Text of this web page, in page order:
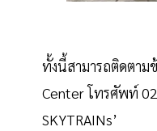
ทั้งนี้สามารถติดตา
Center โทรศัพท์
SKYTRAINs’